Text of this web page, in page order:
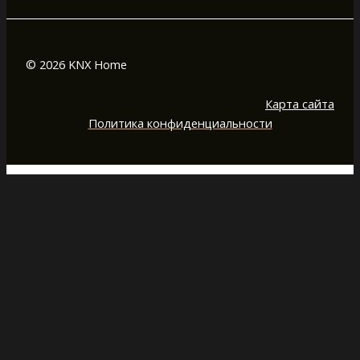
© 2026 KNX Home
Карта сайта
Политика конфиденциальности